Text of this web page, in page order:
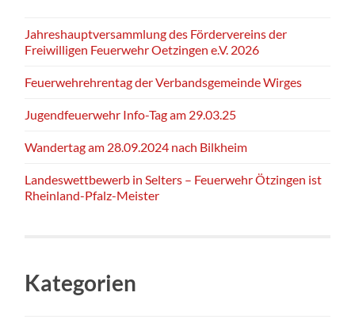
Jahreshauptversammlung des Fördervereins der
Freiwilligen Feuerwehr Oetzingen e.V. 2026
Feuerwehrehrentag der Verbandsgemeinde Wirges
Jugendfeuerwehr Info-Tag am 29.03.25
Wandertag am 28.09.2024 nach Bilkheim
Landeswettbewerb in Selters – Feuerwehr Ötzingen ist
Rheinland-Pfalz-Meister
Kategorien